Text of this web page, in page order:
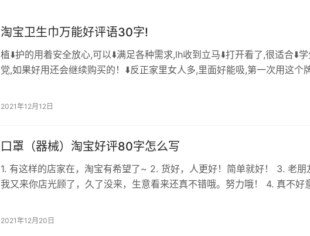
淘宝卫生巾万能好评语30字!
植⬇️护的用着安全放心,可以⬇️满足各种需求,lh收到立马⬇️打开看了,很适合⬇️学
党,如果好用还会继续购买的！⬇️反正家里女人多,里面好能吸,第一次用这个
打开看了一下无数次回购 先说商品质量:产品总体不错，包装严实。再说商
2021年12月12日
口罩（器械）淘宝好评80字怎么写
1. 有这样的店家在，淘宝有希望了~ 2. 货好，人更好！简单就好！ 3. 老朋
我又来你店光顾了，久了没来，生意看来还真不错哦。努力哦！ 4. 真不好
过您的商品真的很不错，很喜欢！！！ 5. 刚好穿的裤子，很好! 6. 不错 面
2021年12月20日